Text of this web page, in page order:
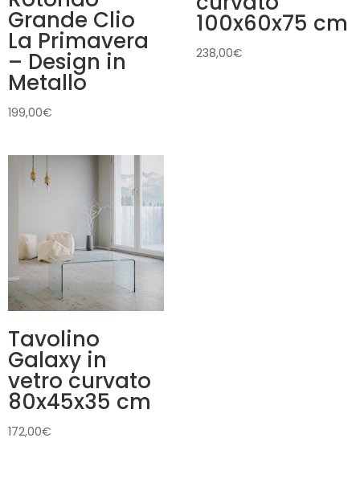
Grande Clio
La Primavera
– Design in
Metallo
199,00€
100x60x75 cm
238,00€
Tavolino
Galaxy in
vetro curvato
80x45x35 cm
172,00€